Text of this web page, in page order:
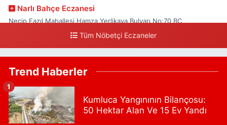
Narlı Bahçe Eczanesi
Necip Fazıl Mahallesi Hamza Yerlikaya Bulvarı No:70 BC
0 (216) 784 50 77 Yol Tarifi Al
Erenköy Mahallesi Kantarcırıza Sokak No:23 B
0 (543) 576 82 04
Serenay Eczanesi
Tüm Nöbetçi Eczaneler
Trend Haberler
Kumluca Yangınının Bilançosu:
50 Hektar Alan Ve 15 Ev Yandı
1